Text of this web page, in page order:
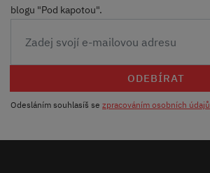
blogu "Pod kapotou".
ODEBÍRAT
Odesláním souhlasíš se zpracováním osobních údajů